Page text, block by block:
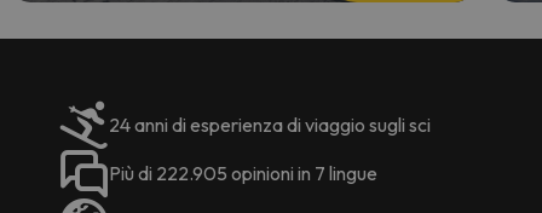
24 anni di esperienza di viaggio sugli sci
Più di 222.905 opinioni in 7 lingue